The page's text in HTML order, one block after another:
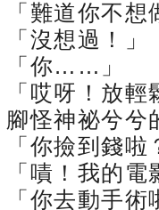
「難道你不
「沒想過！」
「你……」
「哎呀！放
腳怪神祕兮兮
「你撿到錢啦
「嘖！我的
「你去動手